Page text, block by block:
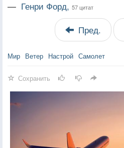
— Генри Форд, 57 цитат
Пред.
Мир Ветер Настрой Самолет
Сохранить